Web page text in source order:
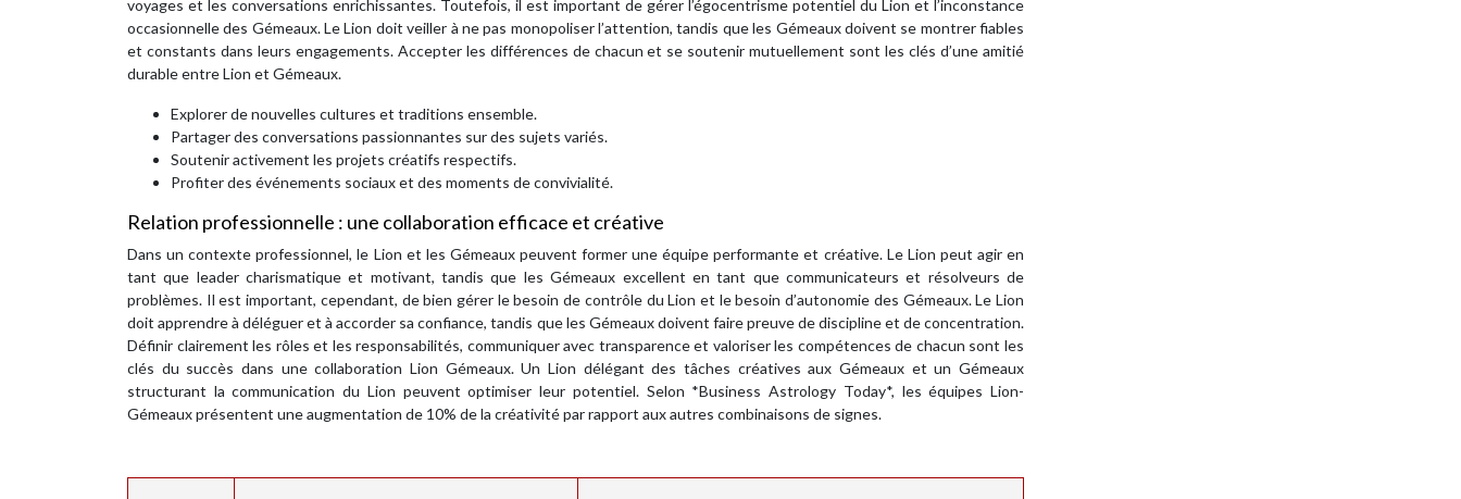
voyages et les conversations enrichissantes. Toutefois, il est important de gérer l’égocentrisme potentiel du Lion et l’inconstance
occasionnelle des Gémeaux. Le Lion doit veiller à ne pas monopoliser l’attention, tandis que les Gémeaux doivent se montrer fiables
et constants dans leurs engagements. Accepter les différences de chacun et se soutenir mutuellement sont les clés d’une amitié
durable entre Lion et Gémeaux.
Explorer de nouvelles cultures et traditions ensemble.
Partager des conversations passionnantes sur des sujets variés.
Soutenir activement les projets créatifs respectifs.
Profiter des événements sociaux et des moments de convivialité.
Relation professionnelle : une collaboration efficace et créative
Dans un contexte professionnel, le Lion et les Gémeaux peuvent former une équipe performante et créative. Le Lion peut agir en
tant que leader charismatique et motivant, tandis que les Gémeaux excellent en tant que communicateurs et résolveurs de
problèmes. Il est important, cependant, de bien gérer le besoin de contrôle du Lion et le besoin d’autonomie des Gémeaux. Le Lion
doit apprendre à déléguer et à accorder sa confiance, tandis que les Gémeaux doivent faire preuve de discipline et de concentration.
Définir clairement les rôles et les responsabilités, communiquer avec transparence et valoriser les compétences de chacun sont les
clés du succès dans une collaboration Lion Gémeaux. Un Lion délégant des tâches créatives aux Gémeaux et un Gémeaux
structurant la communication du Lion peuvent optimiser leur potentiel. Selon *Business Astrology Today*, les équipes Lion-
Gémeaux présentent une augmentation de 10% de la créativité par rapport aux autres combinaisons de signes.